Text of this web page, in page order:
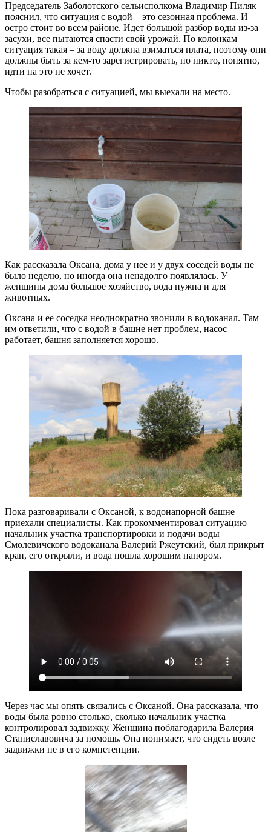
Председатель Заболотского сельисполкома Владимир Пиляк
пояснил, что ситуация с водой – это сезонная проблема. И
остро стоит во всем районе. Идет большой разбор воды из-за
засухи, все пытаются спасти свой урожай. По колонкам
ситуация такая – за воду должна взиматься плата, поэтому они
должны быть за кем-то зарегистрировать, но никто, понятно,
идти на это не хочет.
Чтобы разобраться с ситуацией, мы выехали на место.
Как рассказала Оксана, дома у нее и у двух соседей воды не
было неделю, но иногда она ненадолго появлялась. У
женщины дома большое хозяйство, вода нужна и для
животных.
Оксана и ее соседка неоднократно звонили в водоканал. Там
им ответили, что с водой в башне нет проблем, насос
работает, башня заполняется хорошо.
Пока разговаривали с Оксаной, к водонапорной башне
приехали специалисты. Как прокомментировал ситуацию
начальник участка транспортировки и подачи воды
Смолевичского водоканала Валерий Ржеутский, был прикрыт
кран, его открыли, и вода пошла хорошим напором.
Через час мы опять связались с Оксаной. Она рассказала, что
воды была ровно столько, сколько начальник участка
контролировал задвижку. Женщина поблагодарила Валерия
Станиславовича за помощь. Она понимает, что сидеть возле
задвижки не в его компетенции.